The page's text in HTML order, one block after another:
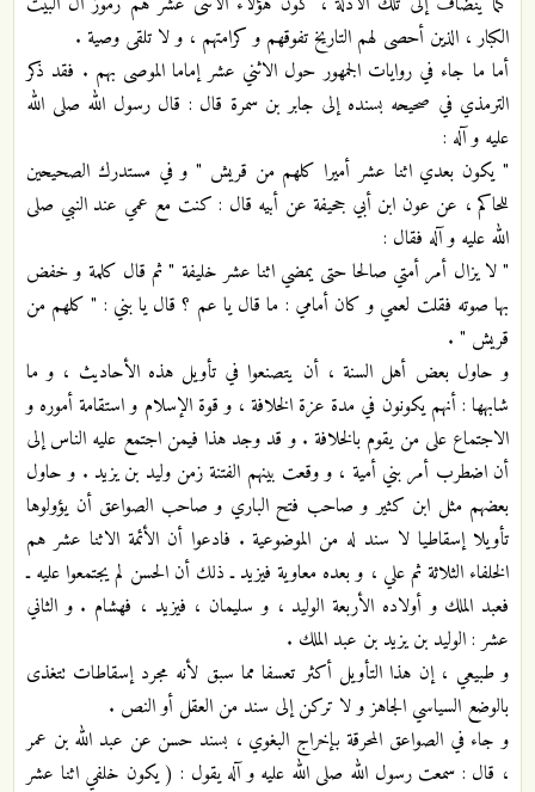
الكبار ، الذين أحصى لهم التاريخ تفوقهم و كرامتهم ، و لا تلقى وصية .
أما ما جاء في روايات الجمهور حول الاثني عشر إماما الموصى بهم . فقد ذكر
الترمذي في صحيحه بسنده إلى جابر بن سمرة قال : قال رسول الله صلى الله
عليه و آله :
" يكون بعدي اثنا عشر أميرا كلهم من قريش " و في مستدرك الصحيحين
للحاكم ، عن عون ابن أبي جحيفة عن أبيه قال : كنت مع عمي عند النبي صلى
الله عليه و آله فقال :
" لا يزال أمر أمتي صالحا حتى يمضي اثنا عشر خليفة " ثم قال كلمة و خفض
بها صوته فقلت لعمي و كان أمامي : ما قال يا عم ؟ قال يا بني : " كلهم من
قريش " .
و حاول بعض أهل السنة ، أن يتصنعوا في تأويل هذه الأحاديث ، و ما
شابهها : أنهم يكونون في مدة عزة الخلافة ، و قوة الإسلام و استقامة أموره و
الاجتماع على من يقوم بالخلافة . و قد وجد هذا فيمن اجتمع عليه الناس إلى
أن اضطرب أمر بني أمية ، و وقعت بينهم الفتنة زمن وليد بن يزيد . و حاول
بعضهم مثل ابن كثير و صاحب فتح الباري و صاحب الصواعق أن يؤولوها
تأويلا إسقاطيا لا سند له من الموضوعية . فادعوا أن الأئمة الاثنا عشر هم
الخلفاء الثلاثة ثم علي ، و بعده معاوية فيزيد ـ ذلك أن الحسن لم يجتمعوا عليه ـ
فعبد الملك و أولاده الأربعة الوليد ، و سليمان ، فيزيد ، فهشام . و الثاني
عشر : الوليد بن يزيد بن عبد الملك .
و طبيعي ، إن هذا التأويل أكثر تعسفا مما سبق لأنه مجرد إسقاطات تتغذى
بالوضع السياسي الجاهز و لا تركن إلى سند من العقل أو النص .
و جاء في الصواعق المحرقة بإخراج البغوي ، بسند حسن عن عبد الله بن عمر
، قال : سمعت رسول الله صلى الله عليه و آله يقول : ( يكون خلفي اثنا عشر